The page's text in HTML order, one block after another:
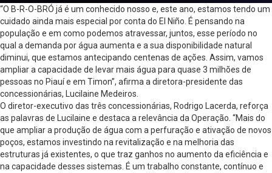
“O B-R-O-BRÓ já é um conhecido nosso e, este ano, estamos tendo um
cuidado ainda mais especial por conta do El Niño. É pensando na
população e em como podemos atravessar, juntos, esse período no
qual a demanda por água aumenta e a sua disponibilidade natural
diminui, que estamos antecipando centenas de ações. Assim, vamos
ampliar a capacidade de levar mais água para quase 3 milhões de
pessoas no Piauí e em Timon”, afirma a diretora-presidente das
concessionárias, Lucilaine Medeiros.
O diretor-executivo das três concessionárias, Rodrigo Lacerda, reforça
as palavras de Lucilaine e destaca a relevância da Operação. “Mais do
que ampliar a produção de água com a perfuração e ativação de novos
poços, estamos investindo na revitalização e na melhoria das
estruturas já existentes, o que traz ganhos no aumento da eficiência e
na capacidade desses sistemas. É um trabalho constante, contínuo e